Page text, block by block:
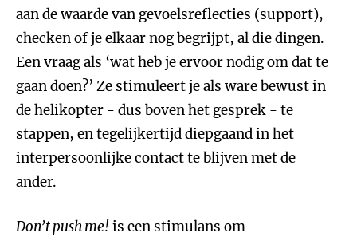
aan de waarde van gevoelsreflecties (support),
checken of je elkaar nog begrijpt, al die dingen.
Een vraag als ‘wat heb je ervoor nodig om dat te
gaan doen?’ Ze stimuleert je als ware bewust in
de helikopter - dus boven het gesprek - te
stappen, en tegelijkertijd diepgaand in het
interpersoonlijke contact te blijven met de
ander.
Don’t push me! is een stimulans om